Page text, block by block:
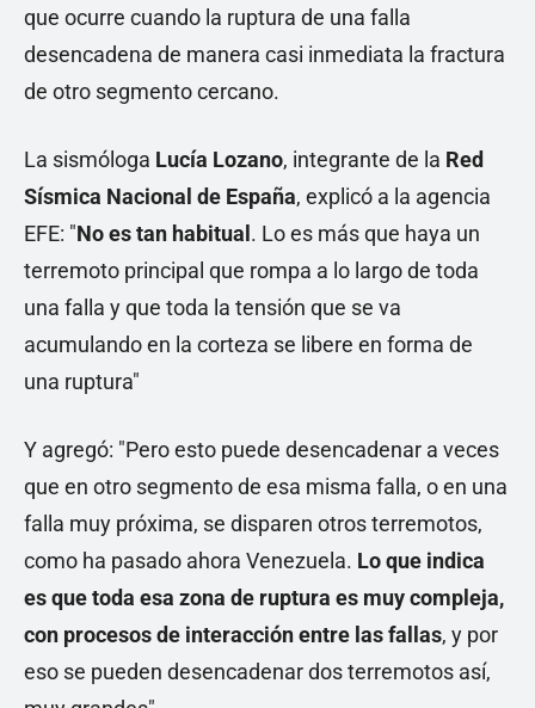
que ocurre cuando la ruptura de una falla
desencadena de manera casi inmediata la fractura
de otro segmento cercano.
La sismóloga Lucía Lozano, integrante de la Red
Sísmica Nacional de España, explicó a la agencia
EFE: "No es tan habitual . Lo es más que haya un
terremoto principal que rompa a lo largo de toda
una falla y que toda la tensión que se va
acumulando en la corteza se libere en forma de
una ruptura"
Y agregó: "Pero esto puede desencadenar a veces
que en otro segmento de esa misma falla, o en una
falla muy próxima, se disparen otros terremotos,
como ha pasado ahora Venezuela. Lo que indica
es que toda esa zona de ruptura es muy compleja,
con procesos de interacción entre las fallas, y por
eso se pueden desencadenar dos terremotos así,